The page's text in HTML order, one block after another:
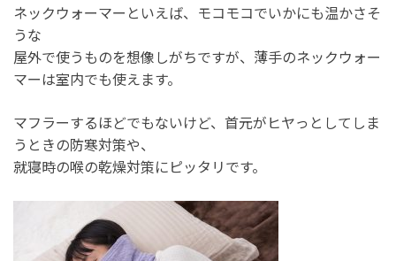
ネックウォーマーといえば、モコモコでいかにも温かさそ
うな
屋外で使うものを想像しがちですが、薄手のネックウォー
マーは室内でも使えます。
マフラーするほどでもないけど、首元がヒヤっとしてしま
うときの防寒対策や、
就寝時の喉の乾燥対策にピッタリです。